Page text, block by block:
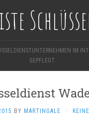
IM
GEPFLEGT.
BY MARTINGALE ·